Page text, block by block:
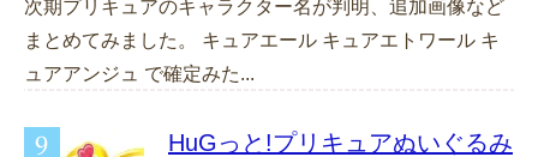
次期プリキュアのキャラクター名が判明、追加画像など
まとめてみました。 キュアエール キュアエトワール キ
ュアアンジュ で確定みた...
HuGっと!プリキュアぬいぐるみ